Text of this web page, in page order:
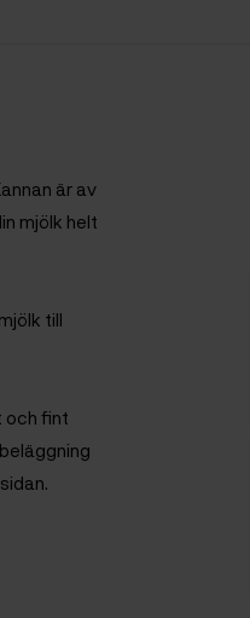
är av
mjölk helt
till
och fint